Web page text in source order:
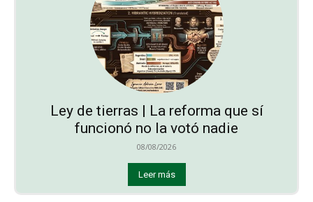
Ley de tierras | La reforma que sí
funcionó no la votó nadie
08/08/2026
Leer más